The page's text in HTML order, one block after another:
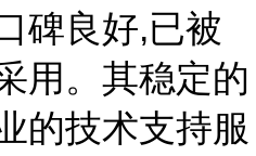
碑良好,已被
用。其稳定的
的技术支持服